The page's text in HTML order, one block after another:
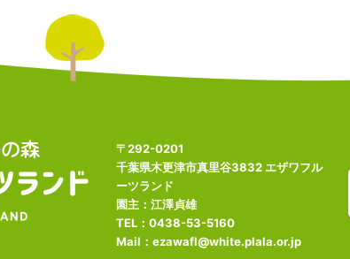
〒292-0201
千葉県木更津市真里谷3832 エザワフル
ーツランド
園主：江澤貞雄
TEL：0438-53-5160
Mail：ezawafl@white.plala.or.jp